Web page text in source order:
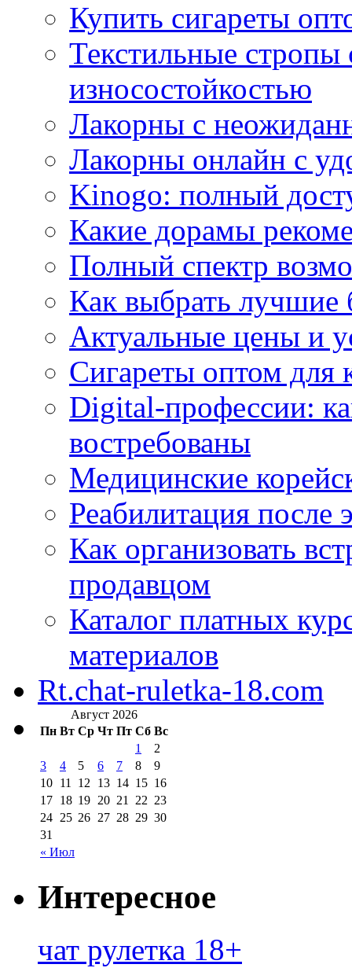
Купить сигареты
Текстильные
износостойкостью
Лакорны с
Лакорны онлайн с
Kinogo: полный
Какие дорамы
Полный спектр
Как выбрать
Актуальные цены и
Сигареты оптом для
Digital-профессии:
востребованы
Медицинские
Реабилитация после
Как организовать
продавцом
Каталог платных
материалов
Rt.chat-ruletka-18.com
Август 2026
Пн Вт Ср Чт Пт Сб Вс
« Июл
1
2
3
4 5 6 7 8
9
10 11 12 13 14 15 16
17 18 19 20 21 22 23
24 25 26 27 28 29 30
31
Интересное
чат рулетка 18+